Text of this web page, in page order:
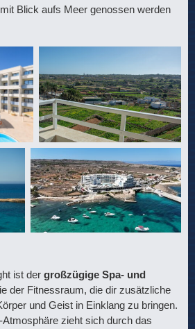
Blick aufs Meer genossen werden
ist der großzügige Spa- und
der Fitnessraum, die dir zusätzliche
und Geist in Einklang zu bringen.
zieht sich durch das